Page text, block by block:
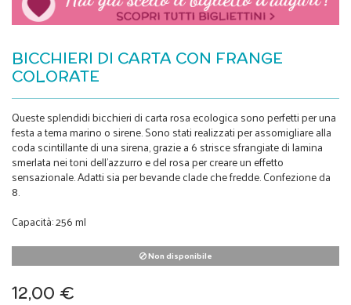
BICCHIERI DI CARTA CON FRANGE
COLORATE
Queste splendidi bicchieri di carta rosa ecologica sono perfetti per una
festa a tema marino o sirene. Sono stati realizzati per assomigliare alla
coda scintillante di una sirena, grazie a 6 strisce sfrangiate di lamina
smerlata nei toni dell’azzurro e del rosa per creare un effetto
sensazionale. Adatti sia per bevande clade che fredde. Confezione da
8.
Capacità: 256 ml
Non disponibile
12,00 €